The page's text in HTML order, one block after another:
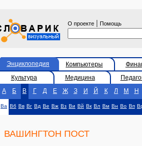
О проекте | Помощь
Энциклопедия Компьютеры
Культура
Медицина
А
Б В Г Д Е Ж З И Й К Л М Н
Ва Вб Вв Вг Вд Ве Вж Вз Ви Вй Вк Вл Вм Вн Во Вп
ВАШИНГТОН ПОСТ